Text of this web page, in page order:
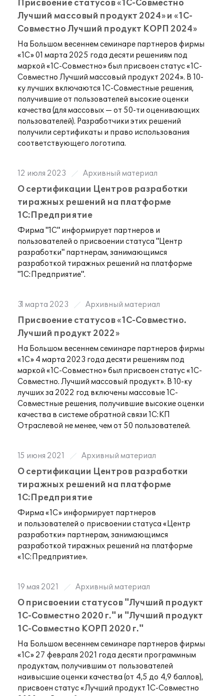
Присвоение статусов «1С-Совместно
Лучший массовый продукт 2024» и «1С-
Совместно Лучший продукт КОРП 2024»
На Большом весеннем семинаре партнеров фирмы
«1С» 01 марта 2025 года десяти решениям под
маркой «1С-Совместно» был присвоен статус «1С-
Совместно Лучший массовый продукт 2024». В 10-
ку лучших включаются 1С-Совместные решения,
получившие от пользователей высокие оценки
качества (для массовых — от 50-ти оценивающих
пользователей). Разработчики этих решений
получили сертификаты и право использования
соответствующего логотипа.
12 июля 2023 Архивный материал
О сертификации Центров разработки
тиражных решений на платформе
1С:Предприятие
Фирма "1С" информирует партнеров и
пользователей о присвоении статуса "Центр
разработки" партнерам, занимающимся
разработкой тиражных решений на платформе
"1С:Предприятие".
31 марта 2023 Архивный материал
Присвоение статусов «1С-Совместно.
Лучший продукт 2022»
На Большом весеннем семинаре партнеров фирмы
«1С» 4 марта 2023 года десяти решениям под
маркой «1С-Совместно» был присвоен статус «1С-
Совместно. Лучший массовый продукт». В 10-ку
лучших за 2022 год включены массовые 1С-
Совместные решения, получившие высокие оценки
качества в системе обратной связи 1С:КП
Отраслевой не менее, чем от 50 пользователей.
15 июня 2021 Архивный материал
О сертификации Центров разработки
тиражных решений на платформе
1С:Предприятие
Фирма «1С» информирует партнеров
и пользователей о присвоении статуса «Центр
разработки» партнерам, занимающимся
разработкой тиражных решений на платформе
«1С:Предприятие».
19 мая 2021 Архивный материал
О присвоении статусов "Лучший продукт
1С-Совместно 2020 г." и "Лучший продукт
1С-Совместно КОРП 2020 г."
На Большом весеннем семинаре партнеров фирмы
«1С» 27 февраля 2021 года десяти программным
продуктам, получившим от пользователей
наивысшие оценки качества (от 4,5 до 4,9 баллов),
присвоен статус «Лучший продукт 1С-Совместно